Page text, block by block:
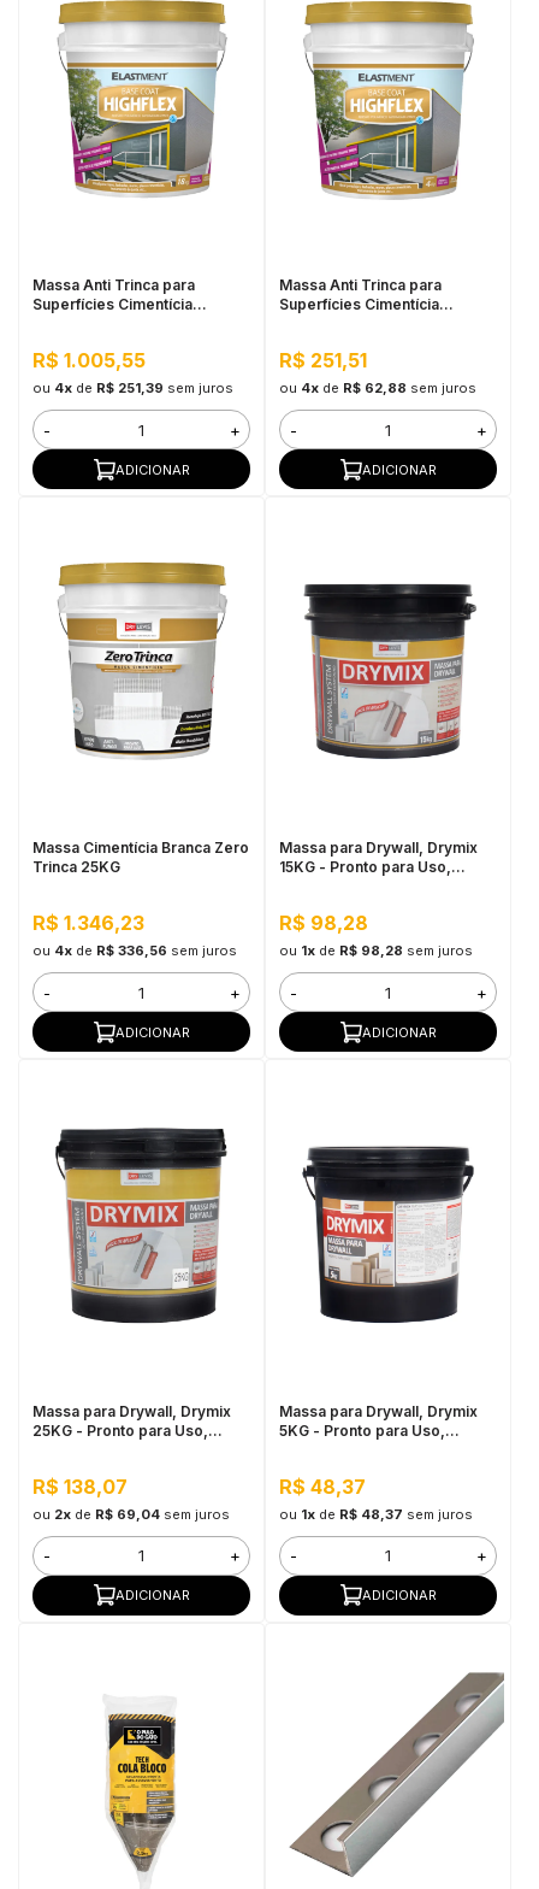
Massa Anti Trinca para
Superfícies Cimentícia
R$ 1.005,55
ou 4xde R$ 251,39 sem juros
- +
ADICIONAR
Massa Anti Trinca para
Superfícies Cimentícia
R$ 251,51
ou 4xde R$ 62,88 sem juros
- +
ADICIONAR
Massa Cimentícia Branca Zero
Trinca 25KG
R$ 1.346,23
ou 4xde R$ 336,56 sem juros
- +
ADICIONAR
Massa para Drywall, Drymix
15KG - Pronto para Uso,
R$ 98,28
ou 1xde R$ 98,28 sem juros
- +
ADICIONAR
Massa para Drywall, Drymix
25KG - Pronto para Uso,
R$ 138,07
ou 2xde R$ 69,04 sem juros
- +
ADICIONAR
Massa para Drywall, Drymix
5KG - Pronto para Uso,
R$ 48,37
ou 1xde R$ 48,37 sem juros
- +
ADICIONAR